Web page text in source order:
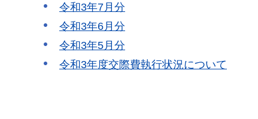
令和3年7月分
令和3年6月分
令和3年5月分
令和3年度交際費執行状況について